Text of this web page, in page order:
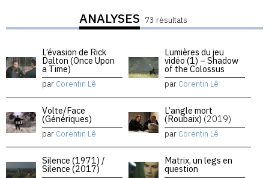
ANALYSES 73 résultats
L’évasion de Rick
Dalton (Once Upon
a Time)
par Corentin Lê
Lumières du jeu
vidéo (1) – Shadow
of the Colossus
par Corentin Lê
Volte/Face
(Génériques)
par Corentin Lê
L’angle mort
(Roubaix) (2019)
par Corentin Lê
Silence (1971) /
Silence (2017)
Matrix, un legs en
question